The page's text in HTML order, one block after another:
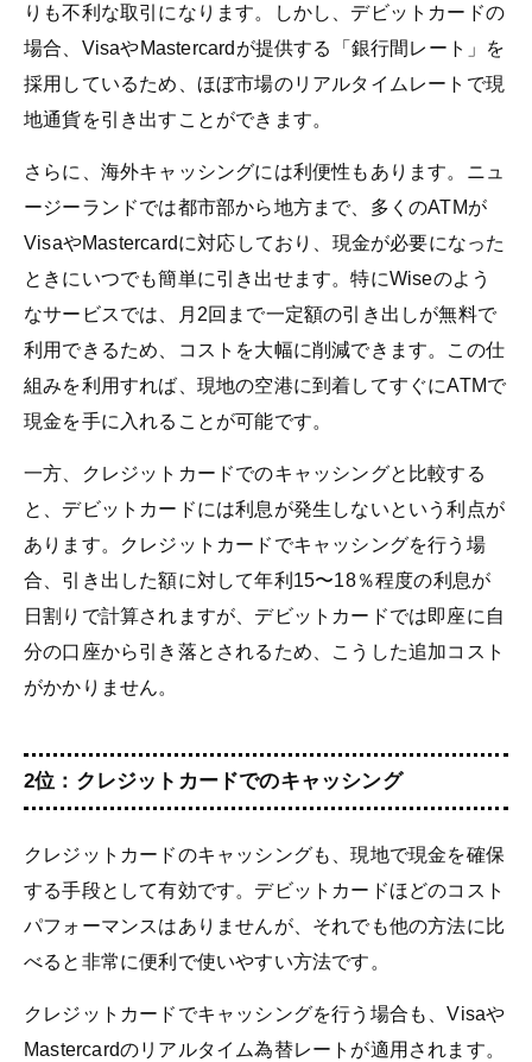
りも不利な取引になります。しかし、デビットカードの
場合、VisaやMastercardが提供する「銀行間レート」を
採用しているため、ほぼ市場のリアルタイムレートで現
地通貨を引き出すことができます。
さらに、海外キャッシングには利便性もあります。ニュ
ージーランドでは都市部から地方まで、多くのATMが
VisaやMastercardに対応しており、現金が必要になった
ときにいつでも簡単に引き出せます。特にWiseのよう
なサービスでは、月2回まで一定額の引き出しが無料で
利用できるため、コストを大幅に削減できます。この仕
組みを利用すれば、現地の空港に到着してすぐにATMで
現金を手に入れることが可能です。
一方、クレジットカードでのキャッシングと比較する
と、デビットカードには利息が発生しないという利点が
あります。クレジットカードでキャッシングを行う場
合、引き出した額に対して年利15〜18％程度の利息が
日割りで計算されますが、デビットカードでは即座に自
分の口座から引き落とされるため、こうした追加コスト
がかかりません。
2位：クレジットカードでのキャッシング
クレジットカードのキャッシングも、現地で現金を確保
する手段として有効です。デビットカードほどのコスト
パフォーマンスはありませんが、それでも他の方法に比
べると非常に便利で使いやすい方法です。
クレジットカードでキャッシングを行う場合も、Visaや
Mastercardのリアルタイム為替レートが適用されます。